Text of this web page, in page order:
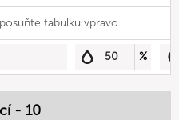
tabulku vpravo.
50 %
- 10